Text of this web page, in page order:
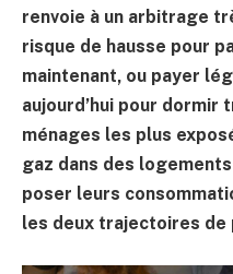
renvoie à un arbitrage
risque de hausse pour
maintenant, ou payer
aujourd’hui pour dormir
ménages les plus
gaz dans des
poser leurs
les deux trajectoires de